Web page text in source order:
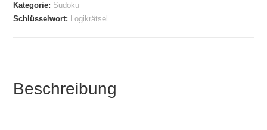
Kategorie: Sudoku
Schlüsselwort: Logikrätsel
Beschreibung